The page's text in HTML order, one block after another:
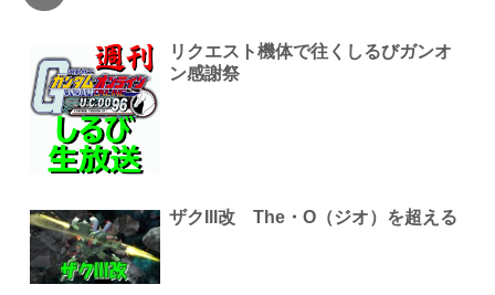
リクエスト機体で往くしるびガンオ
ン感謝祭
ザクIII改 The・O（ジオ）を超える